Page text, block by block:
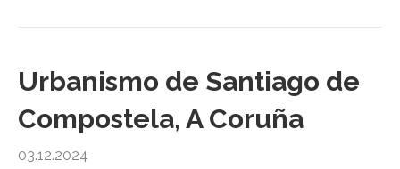
Urbanismo de Santiago de
Compostela, A Coruña
03.12.2024